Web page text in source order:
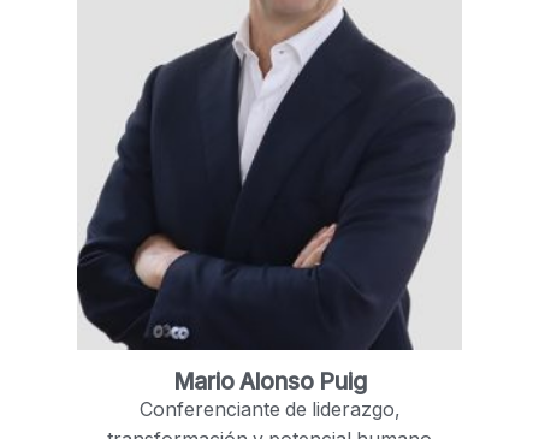
Mario Alonso Puig
Conferenciante de liderazgo,